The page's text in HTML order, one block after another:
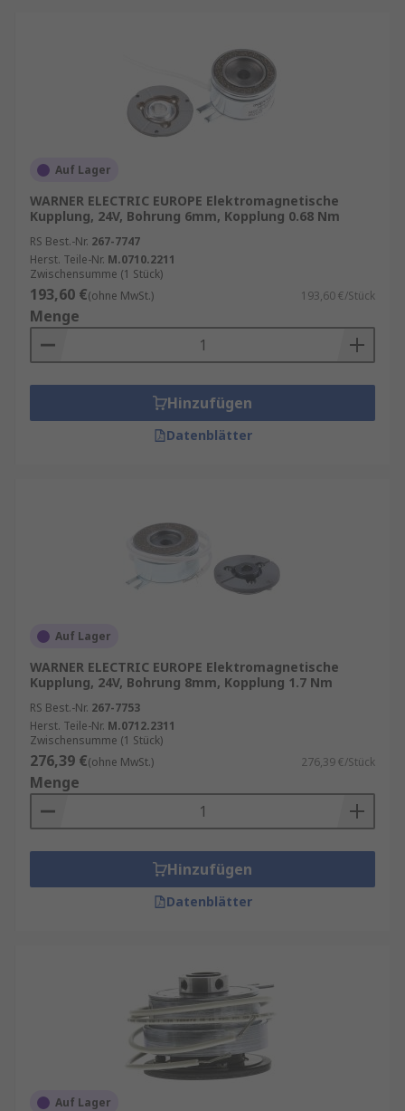
Auf Lager
WARNER ELECTRIC EUROPE Elektromagnetische
Kupplung, 24V, Bohrung 6mm, Kopplung 0.68 Nm
RS Best.-Nr. 267-7747
Herst. Teile-Nr. M.0710.2211
Zwischensumme (1 Stück)
193,60 €(ohne MwSt.) 193,60 €/Stück
Menge
Hinzufügen
Datenblätter
Auf Lager
WARNER ELECTRIC EUROPE Elektromagnetische
Kupplung, 24V, Bohrung 8mm, Kopplung 1.7 Nm
RS Best.-Nr. 267-7753
Herst. Teile-Nr. M.0712.2311
Zwischensumme (1 Stück)
276,39 €(ohne MwSt.) 276,39 €/Stück
Menge
Hinzufügen
Datenblätter
Auf Lager